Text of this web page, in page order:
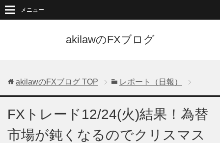
akilawのFXブログ
メニュー
akilawのFXブログ TOP レポート（日報）
FXトレード12/24(火)結果！為替
市場が鈍くなるのでクリスマス